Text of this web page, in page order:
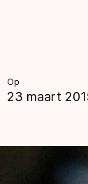
Op
23 maart